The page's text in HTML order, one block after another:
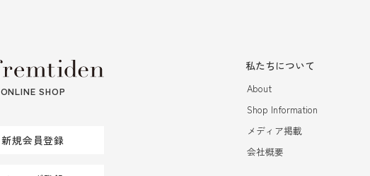
ONLINE SHOP
新規会員登録
私たちについて
About
Shop Information
メディア掲載
会社概要